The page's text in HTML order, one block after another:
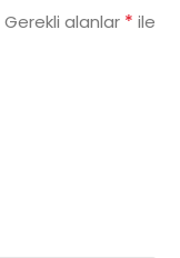
Gerekli alanlar * ile